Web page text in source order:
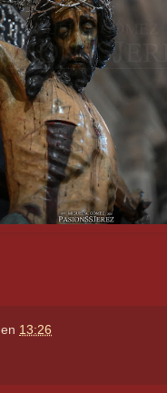
en 13:26